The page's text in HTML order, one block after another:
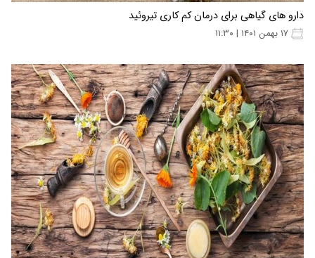
دارو های گیاهی برای درمان کم کاری تیروئید